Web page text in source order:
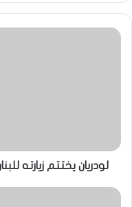
لودريان يختتم زيارته